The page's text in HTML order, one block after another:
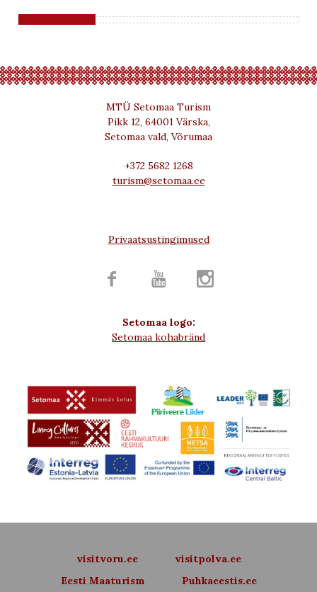
MTÜ Setomaa Turism
Pikk 12, 64001 Värska,
Setomaa vald, Võrumaa
+372 5682 1268
turism@setomaa.ee
Privaatsustingimused
  
Setomaa logo:
Setomaa kohabränd
visitvoru.ee
visitpolva.ee
Eesti Maaturism
Puhkaeestis.ee